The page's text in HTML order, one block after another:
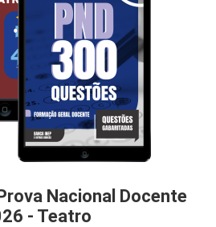
Nacional Docente
- Teatro